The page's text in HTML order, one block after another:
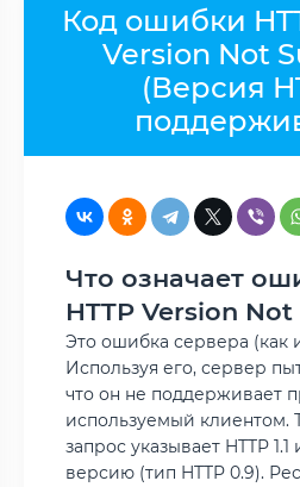
Код ошибки
Version Not
(Версия
Что означает
HTTP Version
Это ошибка сервера (как
Используя его, сервер
что он не поддерживает
используемый клиентом.
запрос указывает HTTP
версию (тип HTTP 0.9).